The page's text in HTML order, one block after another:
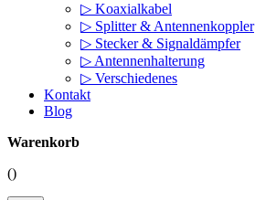
▷ Koaxialkabel
▷ Splitter & Antennenkoppler
▷ Stecker & Signaldämpfer
▷ Antennenhalterung
▷ Verschiedenes
Kontakt
Blog
Warenkorb
()